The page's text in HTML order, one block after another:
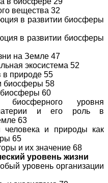
вещества 32
в развитии биосферы
в развитии биосферы
на Земле 47
экосистема 52
в природе 55
биосферы 58
биосферы 60
уровня
и его роль в
63
и природы как
65
и их значение 68
уровень жизни
уровень организации